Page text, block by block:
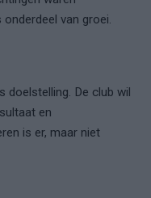
van groei.
doelstelling. De club wil
en
is er, maar niet